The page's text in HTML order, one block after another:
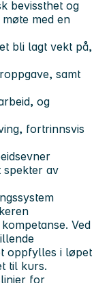
bevissthet og
med en
bli lagt vekt på,
samt
og
fortrinnsvis
spekter av
Ved
oppfylles i løpet
til kurs.
for